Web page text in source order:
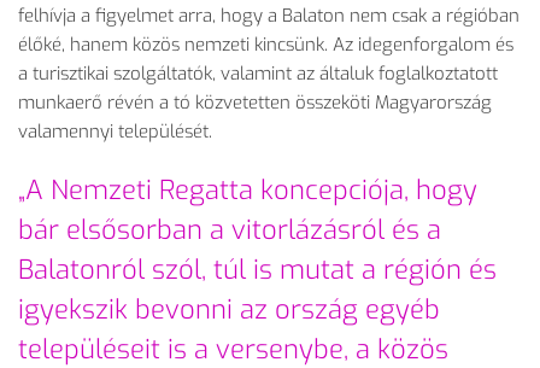
felhívja a figyelmet arra, hogy a Balaton nem csak a régióban
élőké, hanem közös nemzeti kincsünk. Az idegenforgalom és
a turisztikai szolgáltatók, valamint az általuk foglalkoztatott
munkaerő révén a tó közvetetten összeköti Magyarország
valamennyi települését.
„A Nemzeti Regatta koncepciója, hogy
bár elsősorban a vitorlázásról és a
Balatonról szól, túl is mutat a régión és
igyekszik bevonni az ország egyéb
településeit is a versenybe, a közös